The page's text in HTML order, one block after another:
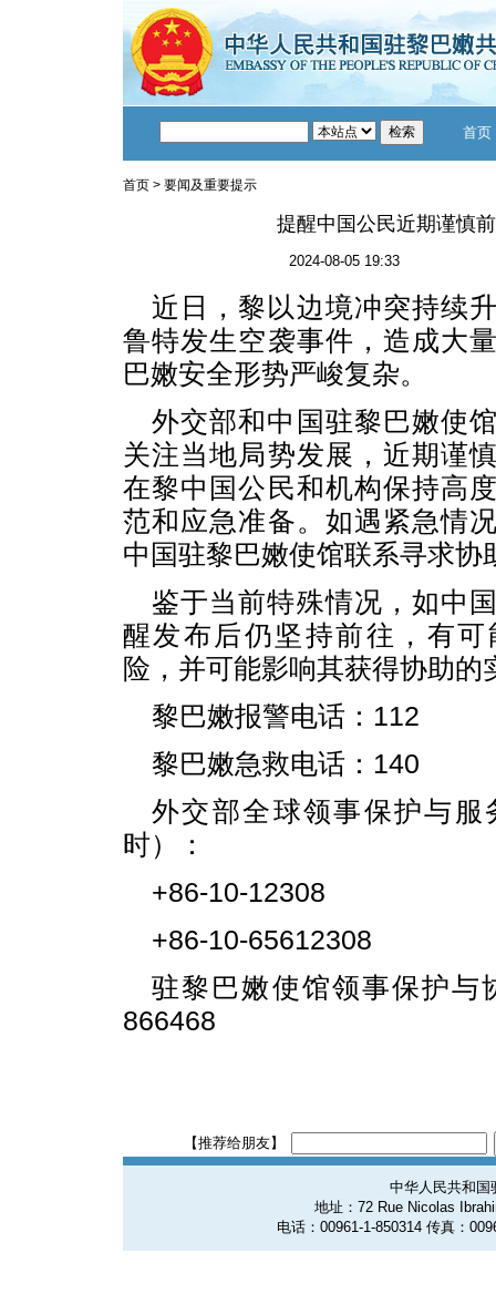
首页
首页 > 要闻及重要提示
提醒中国公民近期谨慎
2024-08-05 19:33
近日，黎以边境冲突持续
鲁特发生空袭事件， 造成大
巴嫩安全形势严峻复杂。
外交部和中国驻黎巴嫩使
关注当地局势发展，近期谨
在黎中国公民和机构保持高
范和应急准备。如遇紧急情
中国驻黎巴嫩使馆联系寻求协
鉴于当前特殊情况，如中
醒发布后仍坚持前往，有
险，并可能影响其获得协助的
黎巴嫩报警电话：112
黎巴嫩急救电话：140
外交部全球领事保护与服
时）：
+86-10-12308
+86-10-65612308
驻黎巴嫩使馆领事保护与
866468
【推荐给朋友】
中华人民共和国
地址：72 Rue Nicolas
电话：00961-1-850314 传真：